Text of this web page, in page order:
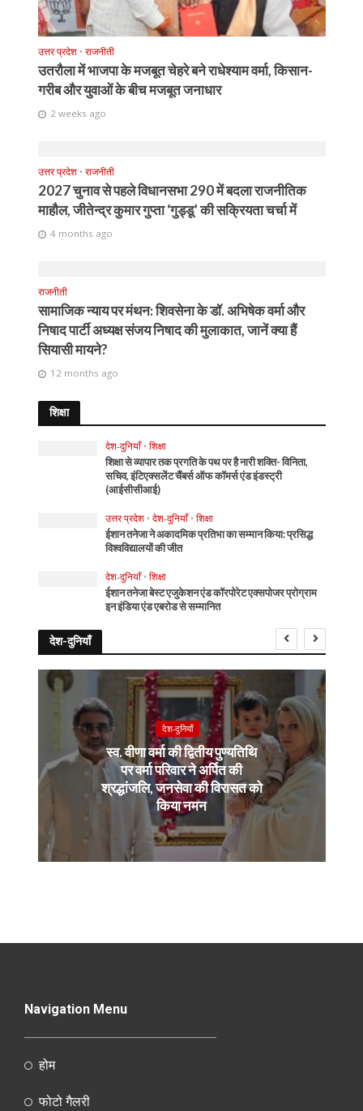
उत्तर प्रदेश • राजनीती
उतरौला में भाजपा के मजबूत चेहरे बने राधेश्याम वर्मा, किसान-
गरीब और युवाओं के बीच मजबूत जनाधार
2 weeks ago
उत्तर प्रदेश • राजनीती
2027 चुनाव से पहले विधानसभा 290 में बदला राजनीतिक
माहौल, जीतेन्द्र कुमार गुप्ता ‘गुड्डू’ की सक्रियता चर्चा में
4 months ago
राजनीती
सामाजिक न्याय पर मंथन: शिवसेना के डॉ. अभिषेक वर्मा और
निषाद पार्टी अध्यक्ष संजय निषाद की मुलाकात, जानें क्या हैं
सियासी मायने?
12 months ago
शिक्षा
देश-दुनियाँ • शिक्षा
शिक्षा से व्यापार तक प्रगति के पथ पर है नारी शक्ति- विनिता,
सचिव, इंटिएक्सलेंट चैंबर्स ऑफ कॉमर्स एंड इंडस्ट्री
(आईसीसीआई)
उत्तर प्रदेश • देश-दुनियाँ • शिक्षा
ईशान तनेजा ने अकादमिक प्रतिभा का सम्मान किया: प्रसिद्ध
विश्वविद्यालयों की जीत
देश-दुनियाँ • शिक्षा
ईशान तनेजा बेस्ट एजुकेशन एंड कॉरपोरेट एक्सपोजर प्रोग्राम
इन इंडिया एंड एबरोड से सम्मानित
देश-दुनियाँ
देश-दुनियाँ
स्व. वीणा वर्मा की द्वितीय पुण्यतिथि
पर वर्मा परिवार ने अर्पित की
श्रद्धांजलि, जनसेवा की विरासत को
किया नमन
Navigation Menu
होम
फोटो गैलरी